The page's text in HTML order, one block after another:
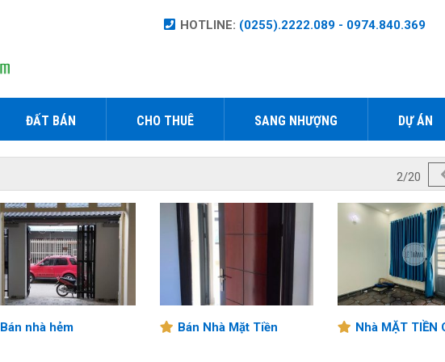
HOTLINE: (0255).2222.089 - 0974.840.369
ĐẤT BÁN CHO THUÊ SANG NHƯỢNG DỰ ÁN
Bán nhà hẻm Bán Nhà Mặt Tiền Nhà MẶT TIỀN
2/20